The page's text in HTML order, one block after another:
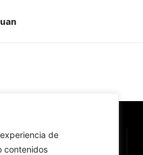
de
contenidos